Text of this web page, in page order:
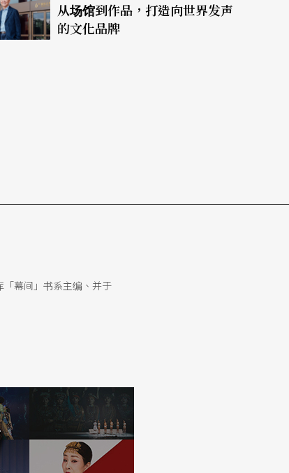
从场馆到作品，打造向世界发声
的文化品牌
幕间」书系主编、并于